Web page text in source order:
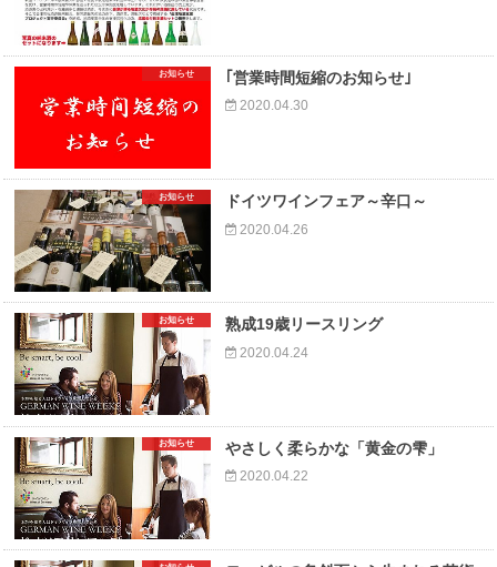
お知らせ ｢営業時間短縮のお知らせ｣
2020.04.30
お知らせ ドイツワインフェア～辛口～
2020.04.26
お知らせ 熟成19歳リースリング
2020.04.24
お知らせ やさしく柔らかな「黄金の雫」
2020.04.22